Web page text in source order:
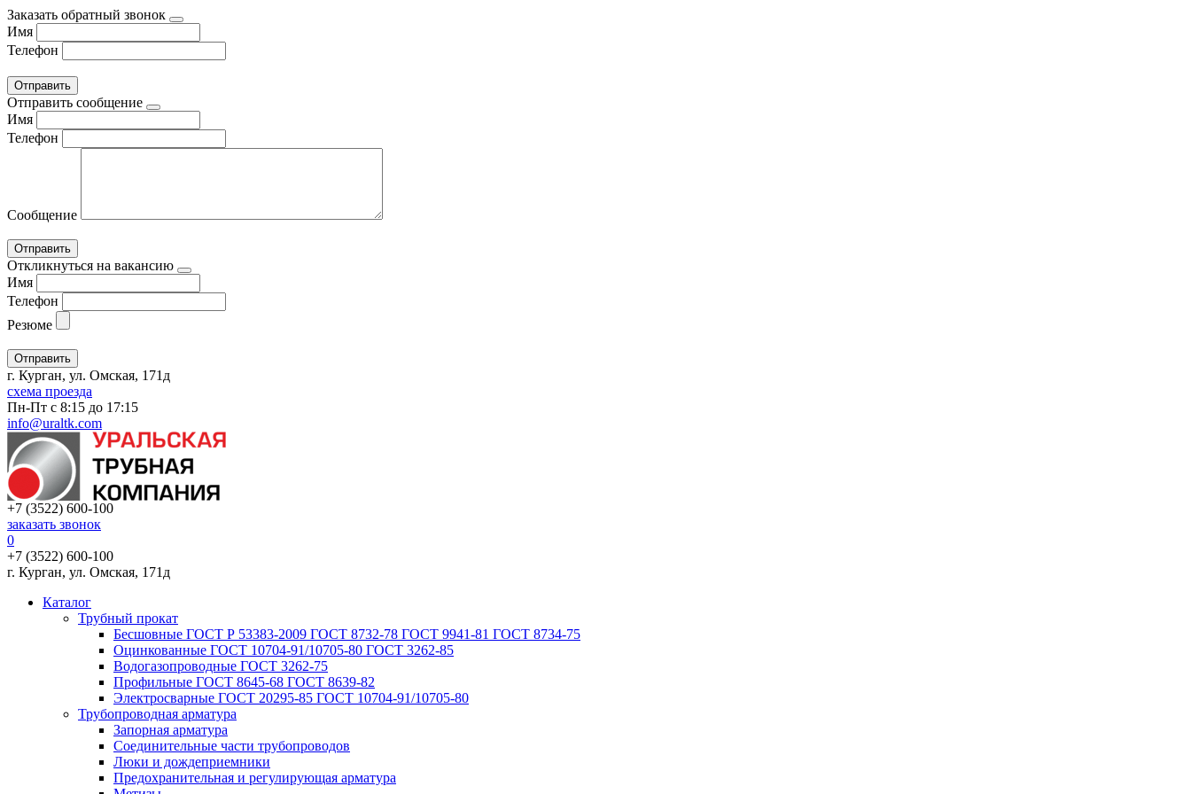
Заказать обратный звонок
Имя
Телефон
Отправить сообщение
Имя
Телефон
Сообщение
Откликнуться на вакансию
Имя
Телефон
Резюме
г. Курган, ул. Омская, 171д
схема проезда
Пн-Пт с 8:15 до 17:15
info@uraltk.com
+7 (3522) 600-100
заказать звонок
0
+7 (3522) 600-100
г. Курган, ул. Омская, 171д
Каталог
Трубный прокат
Беcшовные ГОСТ Р 53383-2009 ГОСТ 8732-78 ГОСТ 9941-81 ГОСТ 8734-75
Оцинкованные ГОСТ 10704-91/10705-80 ГОСТ 3262-85
Водогазопроводные ГОСТ 3262-75
Профильные ГОСТ 8645-68 ГОСТ 8639-82
Электросварные ГОСТ 20295-85 ГОСТ 10704-91/10705-80
Трубопроводная арматура
Запорная арматура
Соединительные части трубопроводов
Люки и дождеприемники
Предохранительная и регулирующая арматура